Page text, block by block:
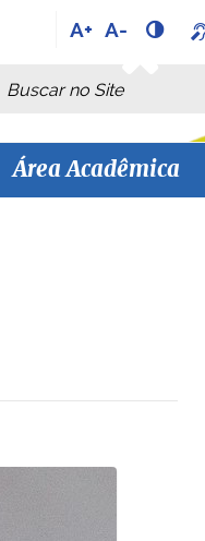
A+ A-
Busca
Busca Avançada…
Área Acadêmica